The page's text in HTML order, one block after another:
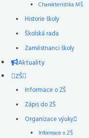
Charakteristika MŠ
Historie školy
Školská rada
Zaměstnanci školy
Aktuality
ZŠ
Informace o ZŠ
Zápis do ZŠ
Organizace výuky
Informace o ZŠ